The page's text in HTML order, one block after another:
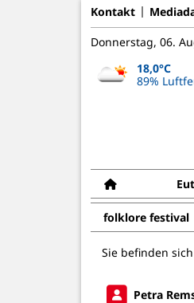
Kontakt
Donnerstag, 06.
18,0°C
89%
folklore festival
Sie befinden
Petra